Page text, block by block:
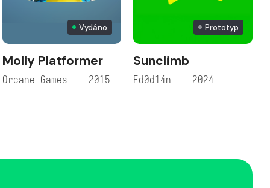
Vydáno
Molly Platformer
Orcane Games — 2015
Prototyp
Sunclimb
Ed0d14n — 2024